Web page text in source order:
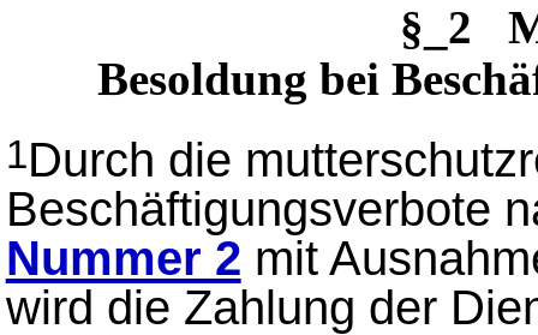
§_2
Besoldung bei
1Durch die
Beschäftigungsverbote
Nummer 2 mit
wird die Zahlung der